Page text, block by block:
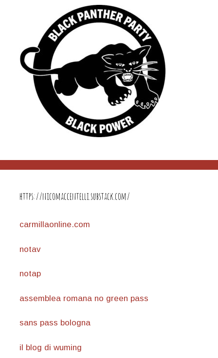
https://nicomaccentelli.substack.com/
carmillaonline.com
notav
notap
assemblea romana no green pass
sans pass bologna
il blog di wuming